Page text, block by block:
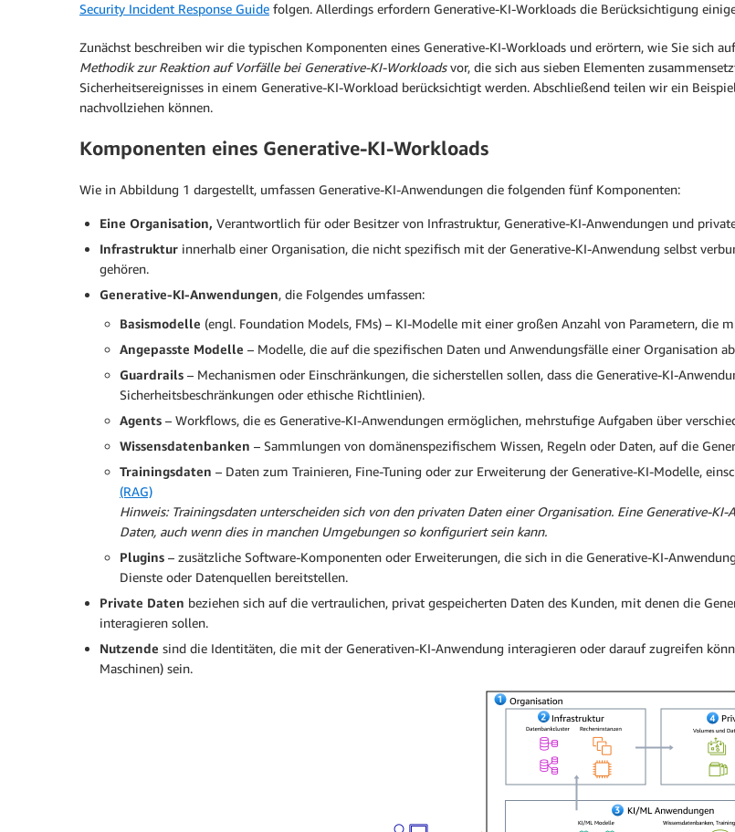
Security Incident Response Guide folgen. Allerdings erfordern Generative-KI-Workloads die Berücksichtigung
Zunächst beschreiben wir die typischen Komponenten eines Generative-KI-Workloads und erörtern, wie Sie sich
Methodik zur Reaktion auf Vorfälle bei Generative-KI-Workloadsvor, die sich aus sieben Elementen
Sicherheitsereignisses in einem Generative-KI-Workload berücksichtigt werden. Abschließend teilen wir ein
nachvollziehen können.
Komponenten eines Generative-KI-Workloads
Wie in Abbildung 1 dargestellt, umfassen Generative-KI-Anwendungen die folgenden fünf Komponenten:
Eine Organisation, Verantwortlich für oder Besitzer von Infrastruktur, Generative-KI-Anwendungen und
Infrastruktur innerhalb einer Organisation, die nicht spezifisch mit der Generative-KI-Anwendung selbst
gehören.
Generative-KI-Anwendungen, die Folgendes umfassen:
Basismodelle (engl. Foundation Models, FMs) – KI-Modelle mit einer großen Anzahl von Parametern, die
Angepasste Modelle – Modelle, die auf die spezifischen Daten und Anwendungsfälle einer Organisation
Guardrails – Mechanismen oder Einschränkungen, die sicherstellen sollen, dass die Generative-KI-
Sicherheitsbeschränkungen oder ethische Richtlinien).
Agents – Workflows, die es Generative-KI-Anwendungen ermöglichen, mehrstufige Aufgaben über
Wissensdatenbanken – Sammlungen von domänenspezifischem Wissen, Regeln oder Daten, auf die
Trainingsdaten – Daten zum Trainieren, Fine-Tuning oder zur Erweiterung der Generative-KI-Modelle,
(RAG)
Hinweis: Trainingsdaten unterscheiden sich von den privaten Daten einer Organisation. Eine Generative-
Daten, auch wenn dies in manchen Umgebungen so konfiguriert sein kann.
Plugins – zusätzliche Software-Komponenten oder Erweiterungen, die sich in die Generative-KI-
Dienste oder Datenquellen bereitstellen.
Private Daten beziehen sich auf die vertraulichen, privat gespeicherten Daten des Kunden, mit denen die
interagieren sollen.
Nutzende sind die Identitäten, die mit der Generativen-KI-Anwendung interagieren oder darauf zugreifen
Maschinen) sein.